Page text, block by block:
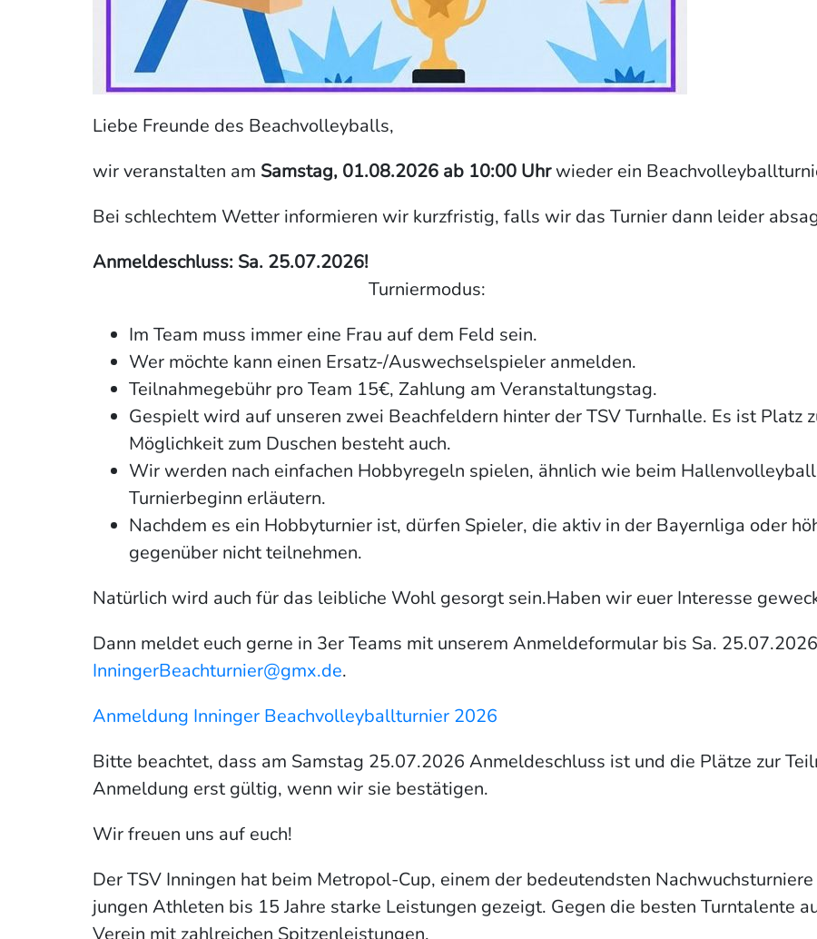
Liebe Freunde des Beachvolleyballs,
wir veranstalten am Samstag, 01.08.2026 ab 10:00 Uhrwieder ein
Bei schlechtem Wetter informieren wir kurzfristig, falls wir das Turnier dann leider
Anmeldeschluss: Sa. 25.07.2026!
Turniermodus:
Im Team muss immer eine Frau auf dem Feld sein.
Wer möchte kann einen Ersatz-/Auswechselspieler anmelden.
Teilnahmegebühr pro Team 15€, Zahlung am Veranstaltungstag.
Gespielt wird auf unseren zwei Beachfeldern hinter der TSV Turnhalle. Es ist Platz
Möglichkeit zum Duschen besteht auch.
Wir werden nach einfachen Hobbyregeln spielen, ähnlich wie beim
Turnierbeginn erläutern.
Nachdem es ein Hobbyturnier ist, dürfen Spieler, die aktiv in der Bayernliga oder
gegenüber nicht teilnehmen.
Natürlich wird auch für das leibliche Wohl gesorgt sein.Haben wir euer Interesse
Dann meldet euch gerne in 3er Teams mit unserem Anmeldeformular bis Sa.
InningerBeachturnier@gmx.de.
Anmeldung Inninger Beachvolleyballturnier 2026
Bitte beachtet, dass am Samstag 25.07.2026 Anmeldeschluss ist und die Plätze zur
Anmeldung erst gültig, wenn wir sie bestätigen.
Wir freuen uns auf euch!
Der TSV Inningen hat beim Metropol-Cup, einem der bedeutendsten
jungen Athleten bis 15 Jahre starke Leistungen gezeigt. Gegen die besten Turntalente
Verein mit zahlreichen Spitzenleistungen.